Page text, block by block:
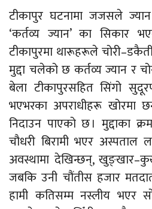
टीकापुर घटनामा जजसले ज्यान
‘कर्तव्य ज्यान’ का सिकार
टीकापुरमा थारूहरूले
मुद्दा चलेको छ कर्तव्य ज्यान र
बेला टीकापुरसहित सिंगो
भएभरका अपराधीहरू खोरमा
निदाउन पाएको छ । मुद्दाका
चौधरी बिरामी भएर
अवस्थामा देखिन्छन्,
जबकि उनी चौंतीस हजार
हामी कतिसम्म नस्लीय भएर